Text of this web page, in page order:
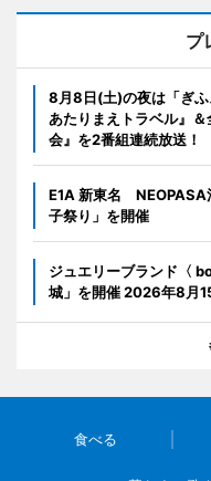
プ
8月8日(土)の夜は「ぎ
あたりまえトラベル』
会』を2番組連続放送！
E1A 新東名 NEOPASA
子祭り」を開催
ジュエリーブランド〈
城」を開催 2026年8月
食べる